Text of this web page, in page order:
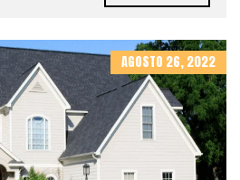
AGOSTO 26, 2022